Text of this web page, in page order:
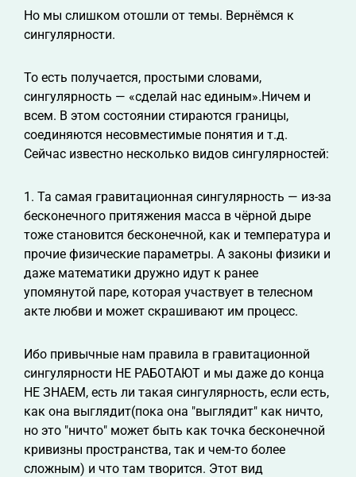
Но мы слишком отошли от темы. Вернёмся к
сингулярности.
То есть получается, простыми словами,
сингулярность — «сделай нас единым».Ничем и
всем. В этом состоянии стираются границы,
соединяются несовместимые понятия и т.д.
Сейчас известно несколько видов сингулярностей:
1. Та самая гравитационная сингулярность — из-за
бесконечного притяжения масса в чёрной дыре
тоже становится бесконечной, как и температура и
прочие физические параметры. А законы физики и
даже математики дружно идут к ранее
упомянутой паре, которая участвует в телесном
акте любви и может скрашивают им процесс.
Ибо привычные нам правила в гравитационной
сингулярности НЕ РАБОТАЮТ и мы даже до конца
НЕ ЗНАЕМ, есть ли такая сингулярность, если есть,
как она выглядит(пока она "выглядит" как ничто,
но это "ничто" может быть как точка бесконечной
кривизны пространства, так и чем-то более
сложным) и что там творится. Этот вид